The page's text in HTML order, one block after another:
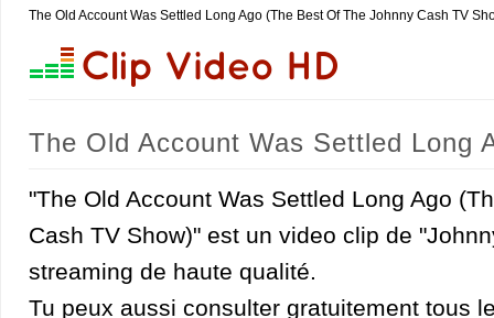
The Old Account Was Settled Long Ago (The Best Of The Johnny Cash TV
The Old Account Was Settled Long
(Johnny Cash)
"The Old Account Was Settled Long Ago
Cash TV Show)" est un video clip de
streaming de haute qualité.
Tu peux aussi consulter gratuitement tous